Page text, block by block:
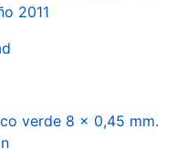
2011
verde 8 x 0,45 mm.